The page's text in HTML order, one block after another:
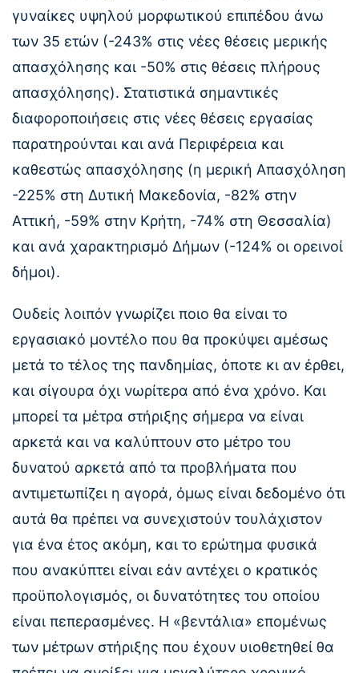
γυναίκες υψηλού μορφωτικού επιπέδου άνω
των 35 ετών (-243% στις νέες θέσεις μερικής
απασχόλησης και -50% στις θέσεις πλήρους
απασχόλησης). Στατιστικά σημαντικές
διαφοροποιήσεις στις νέες θέσεις εργασίας
παρατηρούνται και ανά Περιφέρεια και
καθεστώς απασχόλησης (η μερική Απασχόληση
-225% στη Δυτική Μακεδονία, -82% στην
Αττική, -59% στην Κρήτη, -74% στη Θεσσαλία)
και ανά χαρακτηρισμό Δήμων (-124% οι ορεινοί
δήμοι).
Ουδείς λοιπόν γνωρίζει ποιο θα είναι το
εργασιακό μοντέλο που θα προκύψει αμέσως
μετά το τέλος της πανδημίας, όποτε κι αν έρθει,
και σίγουρα όχι νωρίτερα από ένα χρόνο. Και
μπορεί τα μέτρα στήριξης σήμερα να είναι
αρκετά και να καλύπτουν στο μέτρο του
δυνατού αρκετά από τα προβλήματα που
αντιμετωπίζει η αγορά, όμως είναι δεδομένο ότι
αυτά θα πρέπει να συνεχιστούν τουλάχιστον
για ένα έτος ακόμη, και το ερώτημα φυσικά
που ανακύπτει είναι εάν αντέχει ο κρατικός
προϋπολογισμός, οι δυνατότητες του οποίου
είναι πεπερασμένες. Η «βεντάλια» επομένως
των μέτρων στήριξης που έχουν υιοθετηθεί θα